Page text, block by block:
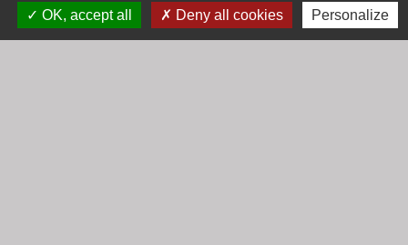
Mercredi : 9h00 - 12h00
Vendredi : 16h00 - 18h00
OK, accept all
Deny all cookies Personalize